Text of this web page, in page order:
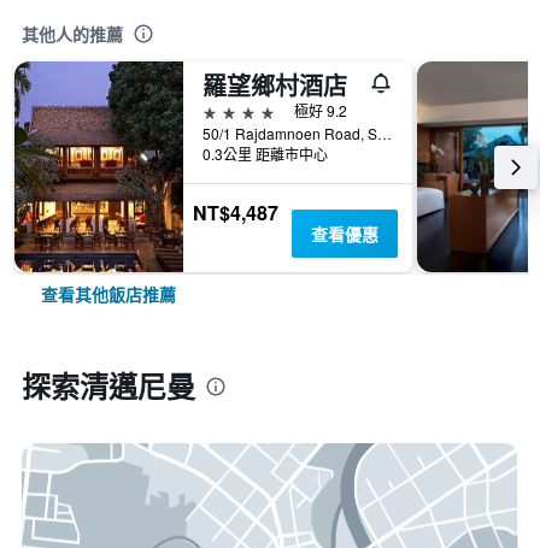
其他人的推薦
羅望鄉村酒店
4星級
極好 9.2
50/1 Rajdamnoen Road, Sri Phoom, Muang, 清邁, 泰國
0.3公里 距離市中心
NT$4,487
查看優惠
查看其他飯店推薦
探索清邁尼曼